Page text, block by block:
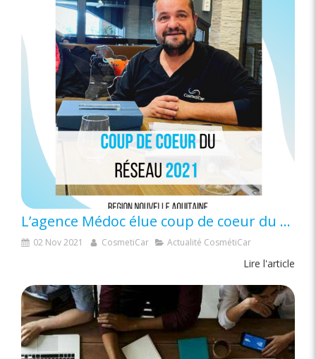
L’agence Médoc élue coup de coeur du réseau 2021 pour la région Nouvelle-Aquitaine
02 Nov 2021 CosmetiCar Actualité CosmétiCar
Lire l'article